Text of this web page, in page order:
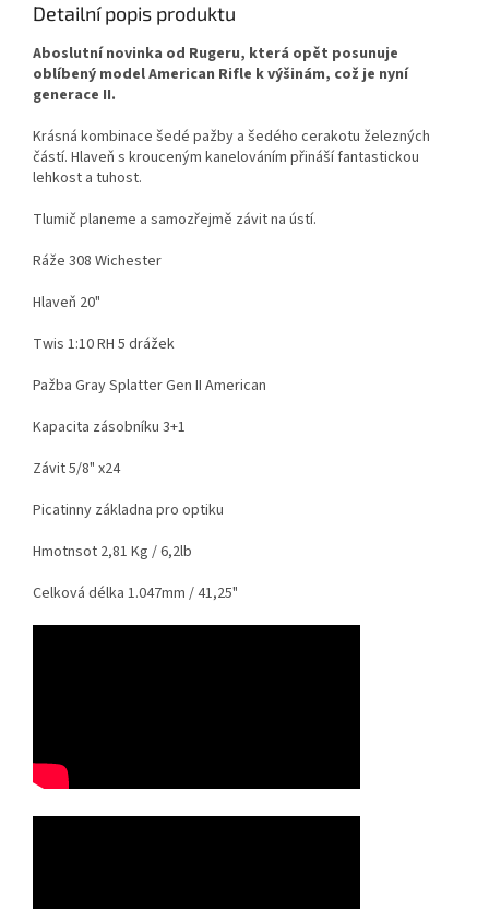
Detailní popis produktu
Aboslutní novinka od Rugeru, která opět posunuje
oblíbený model American Rifle k výšinám, což je nyní
generace II.
Krásná kombinace šedé pažby a šedého cerakotu železných
částí. Hlaveň s krouceným kanelováním přináší fantastickou
lehkost a tuhost.
Tlumič planeme a samozřejmě závit na ústí.
Ráže 308 Wichester
Hlaveň 20"
Twis 1:10 RH 5 drážek
Pažba Gray Splatter Gen II American
Kapacita zásobníku 3+1
Závit 5/8" x24
Picatinny základna pro optiku
Hmotnsot 2,81 Kg / 6,2lb
Celková délka 1.047mm / 41,25"